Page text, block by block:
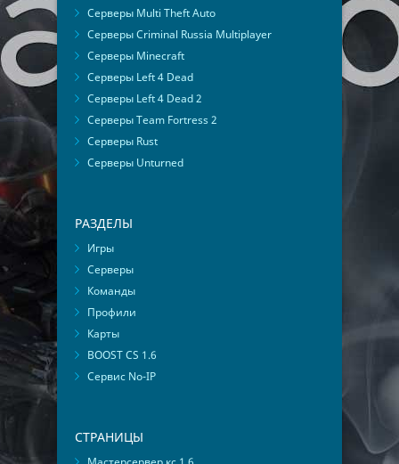
Серверы Multi Theft Auto
Серверы Criminal Russia Multiplayer
Серверы Minecraft
Серверы Left 4 Dead
Серверы Left 4 Dead 2
Серверы Team Fortress 2
Серверы Rust
Серверы Unturned
РАЗДЕЛЫ
Игры
Серверы
Команды
Профили
Карты
BOOST CS 1.6
Сервис No-IP
СТРАНИЦЫ